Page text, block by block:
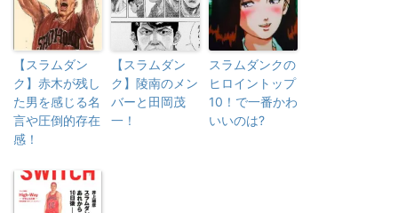
【スラムダン
ク】赤木が残し
た男を感じる名
言や圧倒的存在
感！
【スラムダン
ク】陵南のメン
バーと田岡茂
一！
スラムダンクの
ヒロイントップ
10！で一番かわ
いいのは?